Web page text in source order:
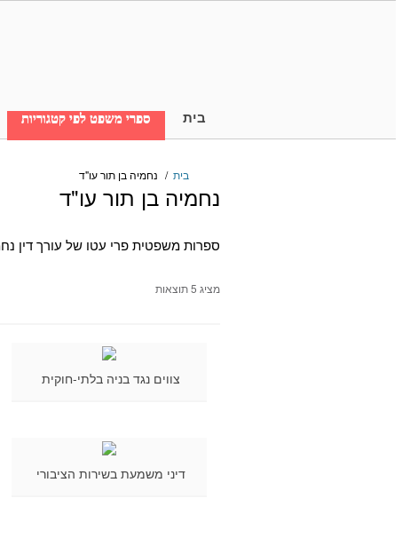
בית ספרי משפט לפי קטגוריות
בית / נחמיה בן תור עו"ד
נחמיה בן תור עו"ד
ספרות משפטית פרי עטו של עורך דין
מציג 5 תוצאות
צווים נגד בניה בלתי-חוקית
דיני משמעת בשירות הציבורי